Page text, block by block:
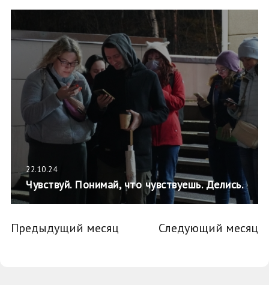
22.10.24
Чувствуй. Понимай, что чувствуешь. Делись.
Предыдущий месяц Следующий месяц